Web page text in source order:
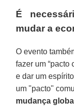
É
mudar a
O evento
fazer um “pacto
e dar um
um "pacto"
mudança global